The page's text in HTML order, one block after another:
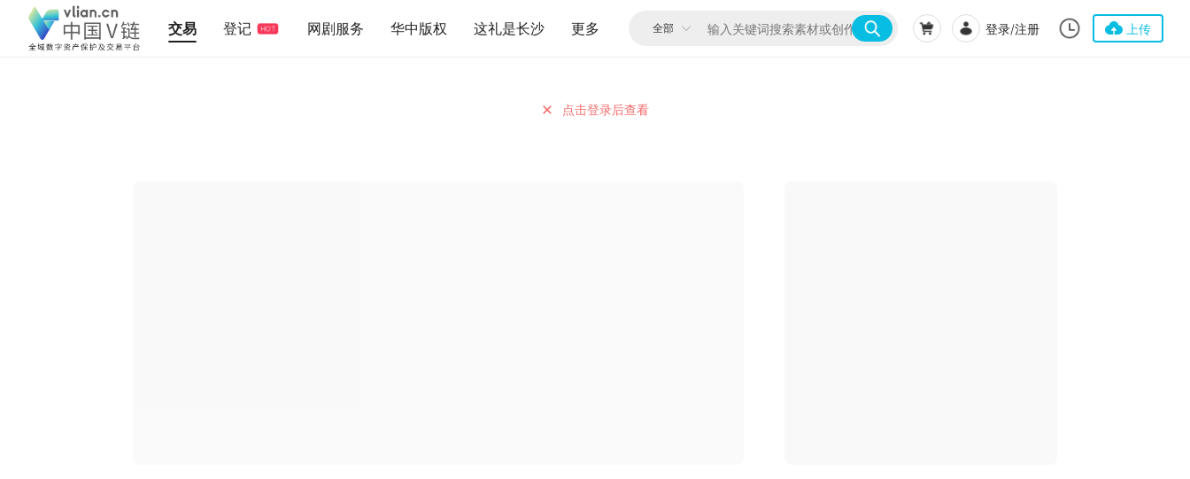
交易 登记 HOT 网剧服务 华中版权 这礼是长沙 更多 登录/注册 上传
点击登录后查看